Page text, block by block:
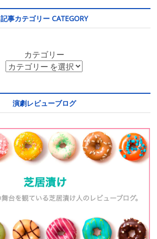
記事カテゴリー CATEGORY
カテゴリー
演劇レビューブログ